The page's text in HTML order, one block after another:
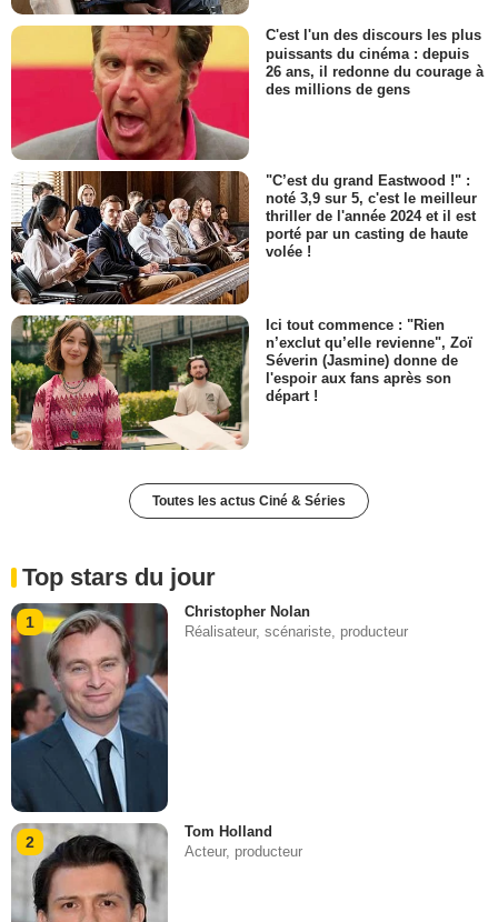
C'est l'un des discours les plus
puissants du cinéma : depuis
26 ans, il redonne du courage à
des millions de gens
"C’est du grand Eastwood !" :
noté 3,9 sur 5, c'est le meilleur
thriller de l'année 2024 et il est
porté par un casting de haute
volée !
Ici tout commence : "Rien
n’exclut qu’elle revienne", Zoï
Séverin (Jasmine) donne de
l'espoir aux fans après son
départ !
Toutes les actus Ciné & Séries
Top stars du jour
1
Christopher Nolan
Réalisateur, scénariste, producteur
2
Tom Holland
Acteur, producteur